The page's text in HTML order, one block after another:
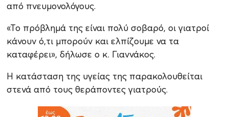
από πνευμονολόγους.
«Το πρόβλημά της είναι πολύ σοβαρό, οι γιατροί
κάνουν ό,τι μπορούν και ελπίζουμε να τα
καταφέρει», δήλωσε ο κ. Γιαννάκος.
Η κατάσταση της υγείας της παρακολουθείται
στενά από τους θεράποντες γιατρούς.